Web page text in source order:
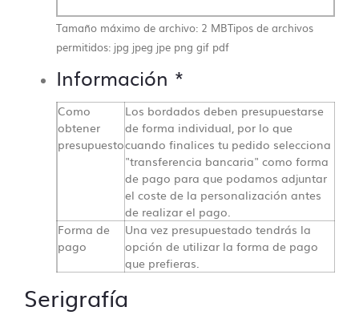
Tamaño máximo de archivo: 2 MBTipos de archivos
permitidos: jpg jpeg jpe png gif pdf
Información *
Como
obtener
presupuesto
Los bordados deben presupuestarse
de forma individual, por lo que
cuando finalices tu pedido selecciona
"transferencia bancaria" como forma
de pago para que podamos adjuntar
el coste de la personalización antes
de realizar el pago.
Forma de
pago
Una vez presupuestado tendrás la
opción de utilizar la forma de pago
que prefieras.
Serigrafía